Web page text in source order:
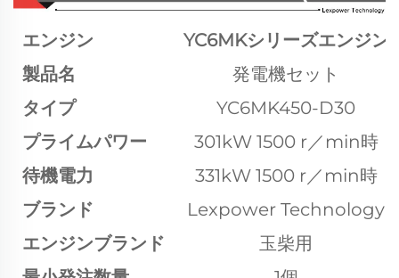
エンジン
YC6MKシリーズエンジン
製品名
発電機セット
タイプ
YC6MK450-D30
プライムパワー
301kW 1500 r／min時
待機電力
331kW 1500 r／min時
ブランド
Lexpower Technology
エンジンブランド
玉柴用